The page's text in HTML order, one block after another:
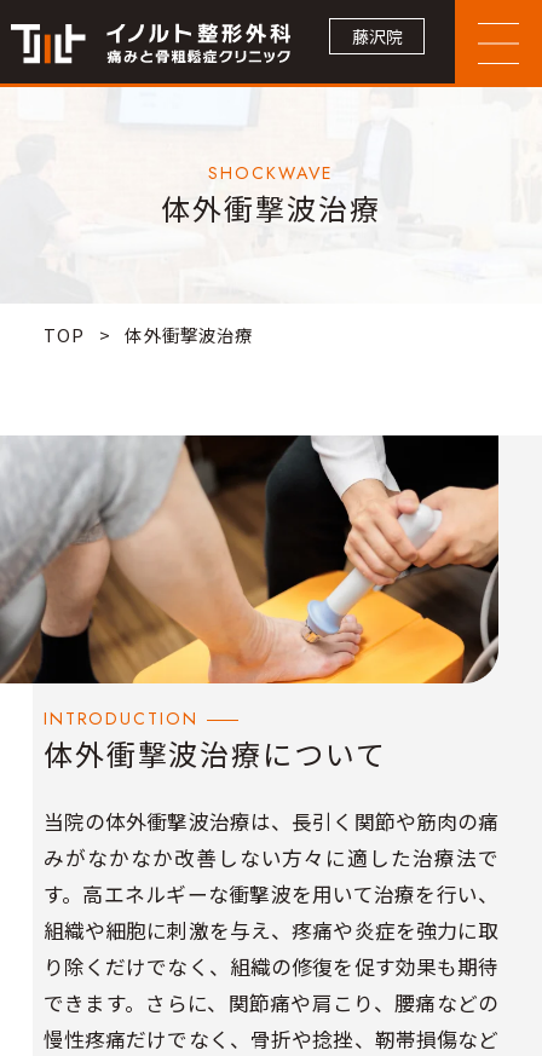
藤沢院
SHOCKWAVE
体外衝撃波治療
TOP > 体外衝撃波治療
INTRODUCTION
体外衝撃波治療について
当院の体外衝撃波治療は、長引く関節や筋肉の痛
みがなかなか改善しない方々に適した治療法で
す。高エネルギーな衝撃波を用いて治療を行い、
組織や細胞に刺激を与え、疼痛や炎症を強力に取
り除くだけでなく、組織の修復を促す効果も期待
できます。さらに、関節痛や肩こり、腰痛などの
慢性疼痛だけでなく、骨折や捻挫、靭帯損傷など